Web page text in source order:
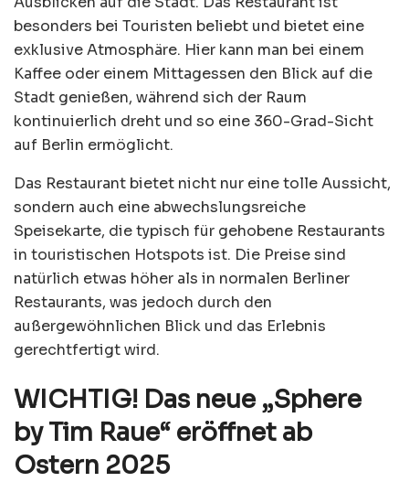
besonders bei Touristen beliebt und bietet eine
exklusive Atmosphäre. Hier kann man bei einem
Kaffee oder einem Mittagessen den Blick auf die
Stadt genießen, während sich der Raum
kontinuierlich dreht und so eine 360-Grad-Sicht
auf Berlin ermöglicht.
Das Restaurant bietet nicht nur eine tolle Aussicht,
sondern auch eine abwechslungsreiche
Speisekarte, die typisch für gehobene Restaurants
in touristischen Hotspots ist. Die Preise sind
natürlich etwas höher als in normalen Berliner
Restaurants, was jedoch durch den
außergewöhnlichen Blick und das Erlebnis
gerechtfertigt wird.
WICHTIG! Das neue „Sphere
by Tim Raue“ eröffnet ab
Ostern 2025